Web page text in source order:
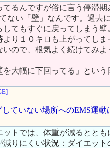
るんですが俗に言う停滞
ない「壁」なんです。過去
してもすぐに戻ってしまう
より１０キロも上がってしま
ので、根気よく続けてみ
大幅に下回ってる」とい
ていない場所へのEMS運動
トでは、体重が減るとと
減りにくい状況：ダイエッ